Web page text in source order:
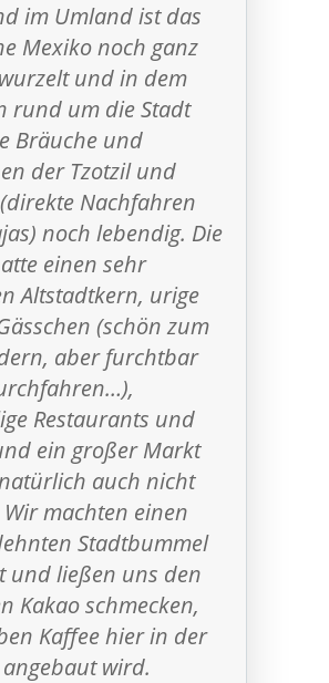
im Umland ist das
Mexiko noch ganz
und in dem
rund um die Stadt
Bräuche und
der Tzotzil und
Nachfahren
noch lebendig. Die
einen sehr
Altstadtkern, urige
(schön zum
aber furchtbar
Restaurants und
ein großer Markt
auch nicht
machten einen
Stadtbummel
und ließen uns den
Kakao schmecken,
Kaffee hier in der
angebaut wird.